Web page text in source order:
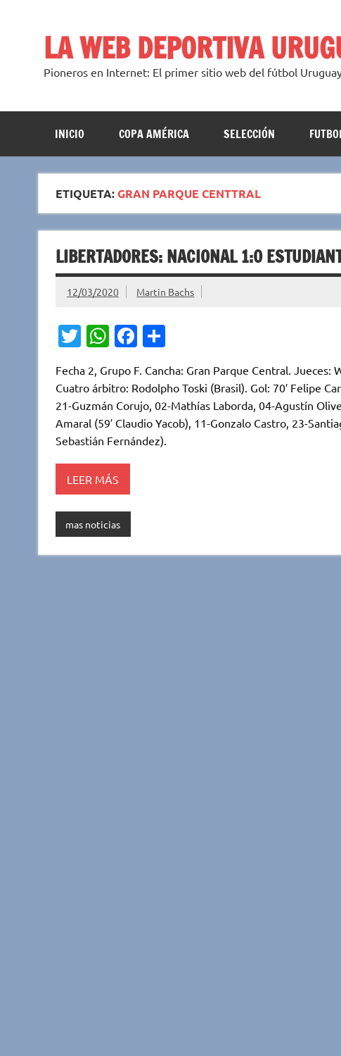
LA WEB DEPORTIVA
Pioneros en Internet: El primer sitio web del fútbol
INICIO COPA AMÉRICA SELECCIÓN
ETIQUETA:GRAN PARQUE CENTTRAL
LIBERTADORES: NACIONAL 1:0
12/03/2020 Martin Bachs
T
it
te
r
W
at
s
A
p
p
Fa
e
b
o
o
C
m
p
ar
ti
Fecha 2, Grupo F. Cancha: Gran Parque Central.
Cuatro árbitro: Rodolpho Toski (Brasil). Gol: 70′ Felipe
21-Guzmán Corujo, 02-Mathías Laborda, 04-Agustín
Amaral (59′ Claudio Yacob), 11-Gonzalo Castro, 23-
Sebastián Fernández).
LEER MÁS
mas noticias